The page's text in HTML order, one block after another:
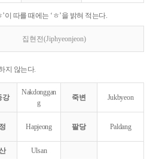
이 따를 때에는 ‘ㅎ’을 밝혀 적는다.
집현전(Jiphyeonjeon)
지 않는다.
강
Nakdonggan
g
죽변 Jukbyeon
Hapjeong 팔당 Paldang
Ulsan